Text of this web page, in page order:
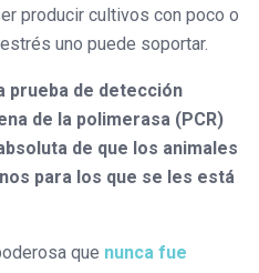
producir cultivos con poco o
uno puede soportar.
prueba de detección
de la polimerasa (PCR)
de que los animales
para los que se les está
que nunca fue